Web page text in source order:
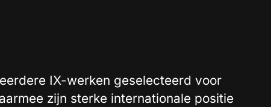
IX-werken geselecteerd voor
zijn sterke internationale positie